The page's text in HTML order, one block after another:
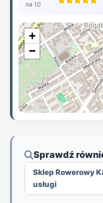
na 10
+
−
Sprawdź
Sklep Rowerowy
usługi